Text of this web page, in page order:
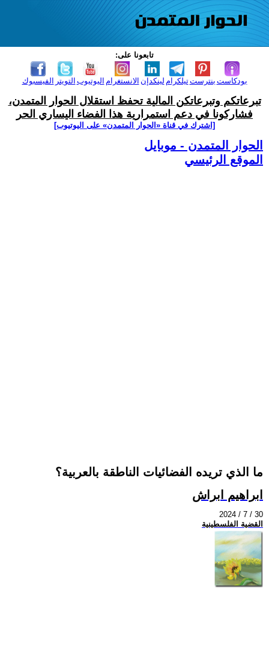
تابعونا على:
الفيسبوك التويتر اليوتيوب الانستغرام لينكدإن تيلكرامبنترست بودكاست
تبرعاتكم وتبرعاتكن المالية تحفظ استقلال الحوار المتمدن،
فشاركونا في دعم استمرارية هذا الفضاء اليساري الحر
[اشترك في قناة ‫«الحوار المتمدن» على اليوتيوب]
الحوار المتمدن - موبايل
الموقع الرئيسي
ما الذي تريده الفضائيات الناطقة بالعربية؟
ابراهيم ابراش
2024 / 7 / 30
القضية الفلسطينية